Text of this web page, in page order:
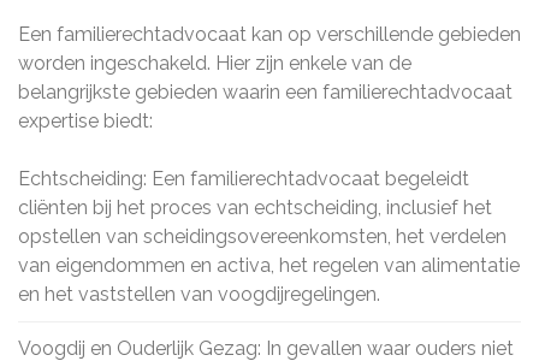
Een familierechtadvocaat kan op verschillende gebieden
worden ingeschakeld. Hier zijn enkele van de
belangrijkste gebieden waarin een familierechtadvocaat
expertise biedt:
Echtscheiding: Een familierechtadvocaat begeleidt
cliënten bij het proces van echtscheiding, inclusief het
opstellen van scheidingsovereenkomsten, het verdelen
van eigendommen en activa, het regelen van alimentatie
en het vaststellen van voogdijregelingen.
Voogdij en Ouderlijk Gezag: In gevallen waar ouders niet